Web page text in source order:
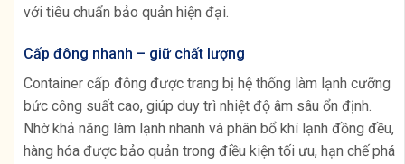
với tiêu chuẩn bảo quản hiện đại.
Cấp đông nhanh – giữ chất lượng
Container cấp đông được trang bị hệ thống làm lạnh cưỡng
bức công suất cao, giúp duy trì nhiệt độ âm sâu ổn định.
Nhờ khả năng làm lạnh nhanh và phân bổ khí lạnh đồng đều,
hàng hóa được bảo quản trong điều kiện tối ưu, hạn chế phá